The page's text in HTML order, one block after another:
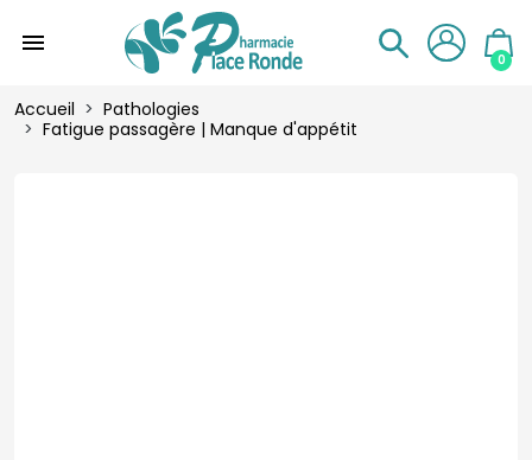
menu
0
Accueil
Pathologies
Fatigue passagère | Manque d'appétit